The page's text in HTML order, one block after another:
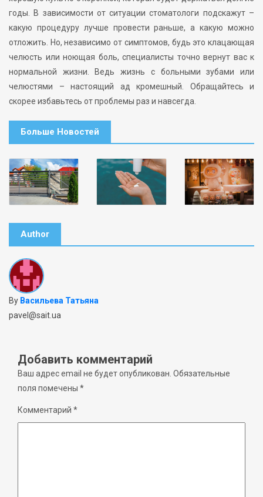
годы. В зависимости от ситуации стоматологи подскажут –
какую процедуру лучше провести раньше, а какую можно
отложить. Но, независимо от симптомов, будь это клацающая
челюсть или ноющая боль, специалисты точно вернут вас к
нормальной жизни. Ведь жизнь с больными зубами или
челюстями – настоящий ад кромешный. Обращайтесь и
скорее избавьтесь от проблемы раз и навсегда.
Больше Новостей
Author
By Васильева Татьяна
pavel@sait.ua
Добавить комментарий
Ваш адрес email не будет опубликован. Обязательные
поля помечены *
Комментарий *